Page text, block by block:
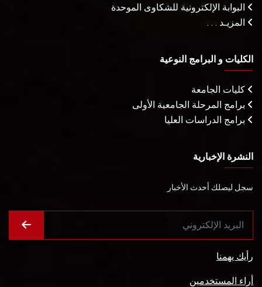
البوابة الإلكترونية للشكاوى الموحدة
المزيـد . . .
الكليات و البرامج النوعية
كليات الجامعة
برامج المرحلة الجامعية الأولى
برامج الدراسات العليا
النشرة الإخبارية
سجل ليصلك أحدث الأخبار
رأيك يهمنا
أراء المستخدمين